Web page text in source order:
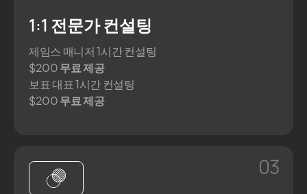
1:1 전문가 컨설팅
제임스 매니저 1시간 컨설팅
$200무료 제공
보표 대표 1시간 컨설팅
$200무료 제공
03